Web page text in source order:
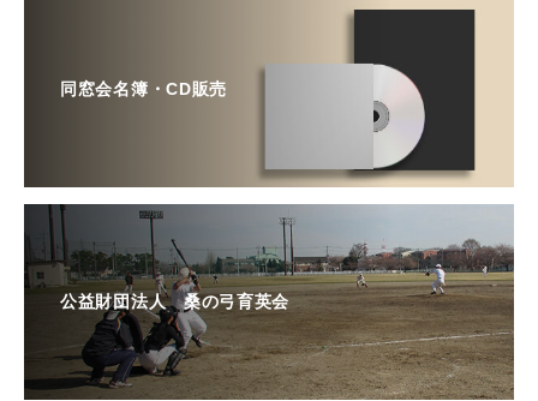
同窓会名簿・CD販売
公益財団法人 桑の弓育英会